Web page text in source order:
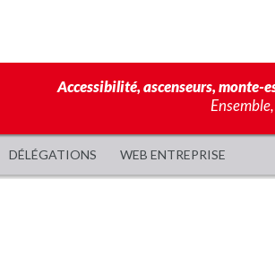
Accessibilité, ascenseurs, monte-
DÉLÉGATIONS WEB ENTREPRISE